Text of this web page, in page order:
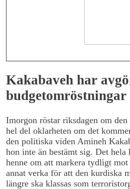
Kakabaveh har
budgetomröstningar
Imorgon röstar riksdagen om
hel del oklarheten om det
den politiska viden Amineh
hon inte än bestämt sig. Det
henne om att markera tydligt
annat verka för att den kurdiska
längre ska klassas som